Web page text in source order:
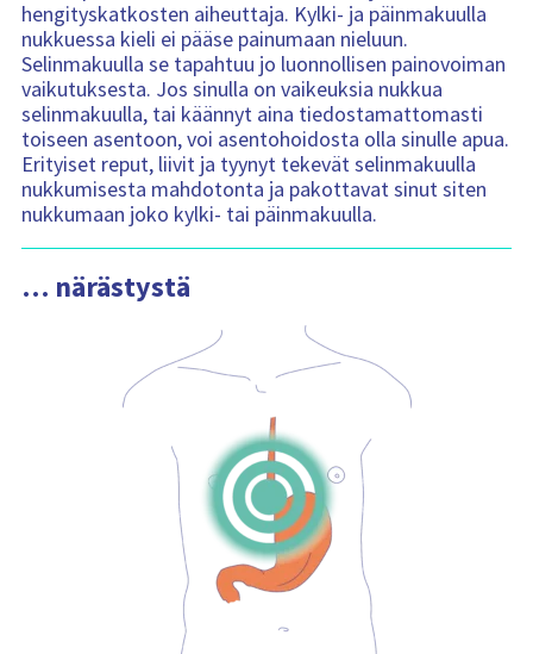
hengityskatkosten aiheuttaja. Kylki- ja päinmakuulla
nukkuessa kieli ei pääse painumaan nieluun.
Selinmakuulla se tapahtuu jo luonnollisen painovoiman
vaikutuksesta. Jos sinulla on vaikeuksia nukkua
selinmakuulla, tai käännyt aina tiedostamattomasti
toiseen asentoon, voi asentohoidosta olla sinulle apua.
Erityiset reput, liivit ja tyynyt tekevät selinmakuulla
nukkumisesta mahdotonta ja pakottavat sinut siten
nukkumaan joko kylki- tai päinmakuulla.
… närästystä